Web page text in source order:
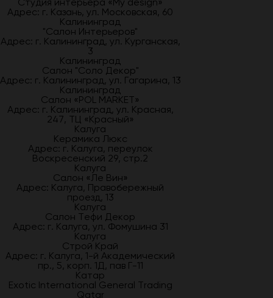
Адрес: г. Казань, ул. Московская, 60
Калининград
"Салон Интерьеров"
Адрес: г. Калининград, ул. Курганская,
3
Калининград
Салон "Соло Декор"
Адрес: г. Калининград, ул. Гагарина, 13
Калининград
Салон «POL MARKET»
Адрес: г. Калининград, ул. Красная,
247, ТЦ «Красный»
Калуга
Керамика Люкс
Адрес: г. Калуга, переулок
Воскресенский 29, стр.2
Калуга
Салон «Ле Вин»
Адрес: Калуга, Правобережный
проезд, 13
Калуга
Салон Тефи Декор
Адрес: г. Калуга, ул. Фомушина 31
Калуга
Строй Край
Адрес: г. Калуга, 1-й Академический
пр., 5, корп. 1Д, пав Г-11
Катар
Exotic International General Trading
Qatar